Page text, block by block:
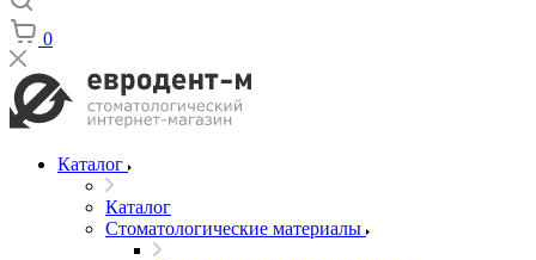
0
Каталог
Каталог
Стоматологические материалы